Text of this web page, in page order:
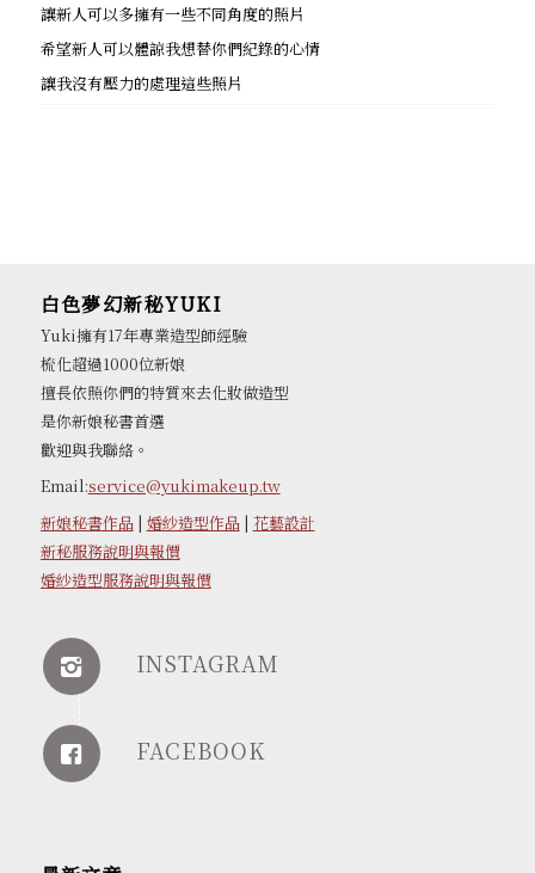
讓新人可以多擁有一些不同角度的照片
希望新人可以體諒我想替你們紀錄的心情
讓我沒有壓力的處理這些照片
白色夢幻新秘YUKI
Yuki擁有17年專業造型師經驗
梳化超過1000位新娘
擅長依照你們的特質來去化妝做造型
是你新娘秘書首選
歡迎與我聯絡。
Email:service@yukimakeup.tw
新娘秘書作品| 婚紗造型作品| 花藝設計
新秘服務說明與報價
婚紗造型服務說明與報價
INSTAGRAM
FACEBOOK